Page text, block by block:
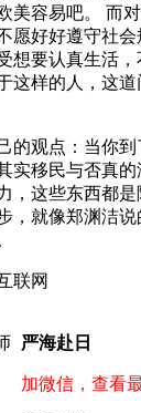
美容易吧。 而
愿好好遵守社
想要认真生活
这样的人，这
的观点：当你
实移民与否真
，这些东西都
，就像郑渊洁
联网
严海赴日
加微信，查看